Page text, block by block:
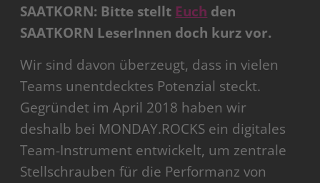
SAATKORN: Bitte stellt Euch den
SAATKORN LeserInnen doch kurz vor.
Wir sind davon überzeugt, dass in vielen
Teams unentdecktes Potenzial steckt.
Gegründet im April 2018 haben wir
deshalb bei MONDAY.ROCKS ein digitales
Team-Instrument entwickelt, um zentrale
Stellschrauben für die Performanz von